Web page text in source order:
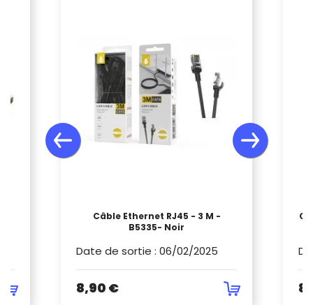
Câble Ethernet RJ45 - 3 M -
B5335- Noir
Date de sortie : 06/02/2025
8,90 €